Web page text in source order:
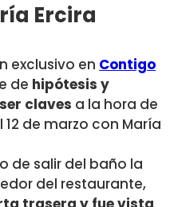
Ercira
exclusivo en Contigo
de hipótesis y
claves a la hora de
de marzo con María
de salir del baño la
del restaurante,